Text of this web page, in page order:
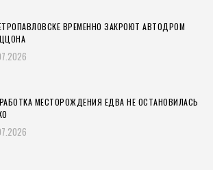
ВРЕМЕННО ЗАКРОЮТ АВТОДРОМ
МЕСТОРОЖДЕНИЯ ЕДВА НЕ ОСТАНОВИЛАСЬ